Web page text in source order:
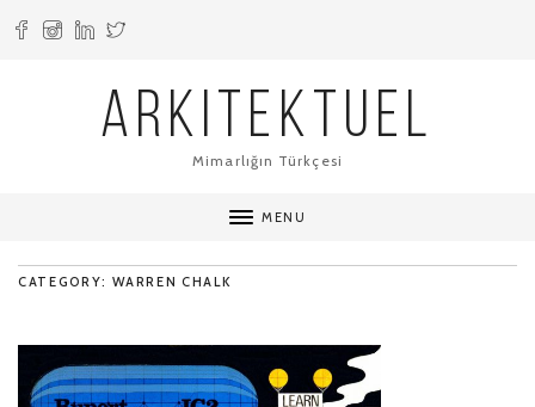
ARKITEKTUEL
Mimarlığın Türkçesi
MENU
CATEGORY: WARREN CHALK